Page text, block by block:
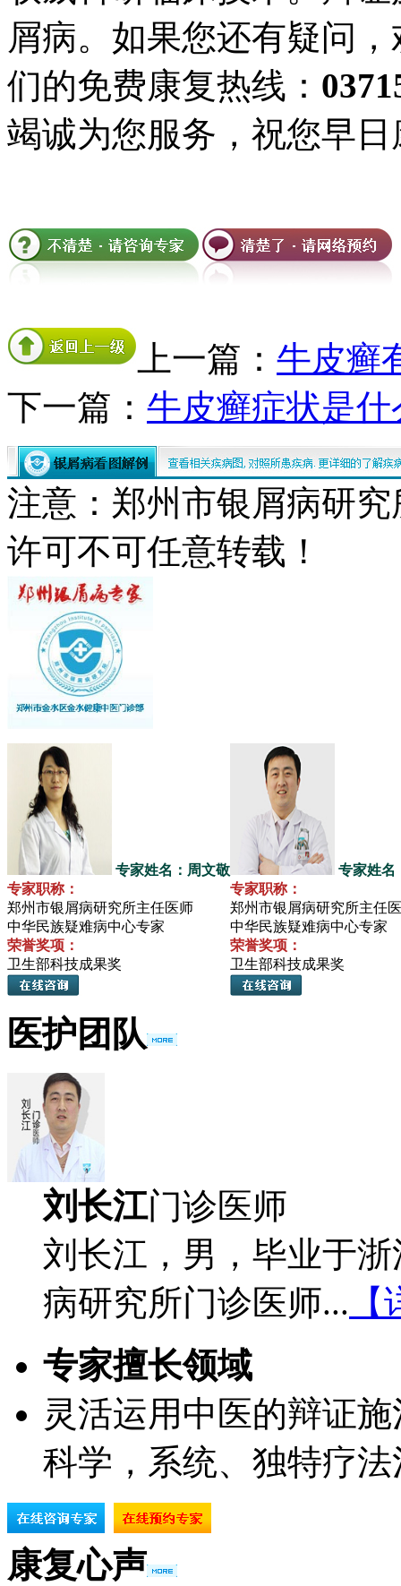
屑病。如果您还有疑问
们的免费康复热线：
竭诚为您服务，祝您早日
上一篇： 牛皮癣
下一篇： 牛皮癣症状是什
注意：郑州市银屑病研
许可不可任意转载！
专家姓名：周文敬
专家职称：
郑州市银屑病研究所主任医师
中华民族疑难病中心专家
荣誉奖项：
卫生部科技成果奖
专家姓名
专家职称：
郑州市银屑病研究所主任
中华民族疑难病中心专家
荣誉奖项：
卫生部科技成果奖
医护团队
刘长江门诊医师
刘长江，男，毕业于
病研究所门诊医师...
专家擅长领域
灵活运用中医的辩证
科学，系统、独特疗
康复心声